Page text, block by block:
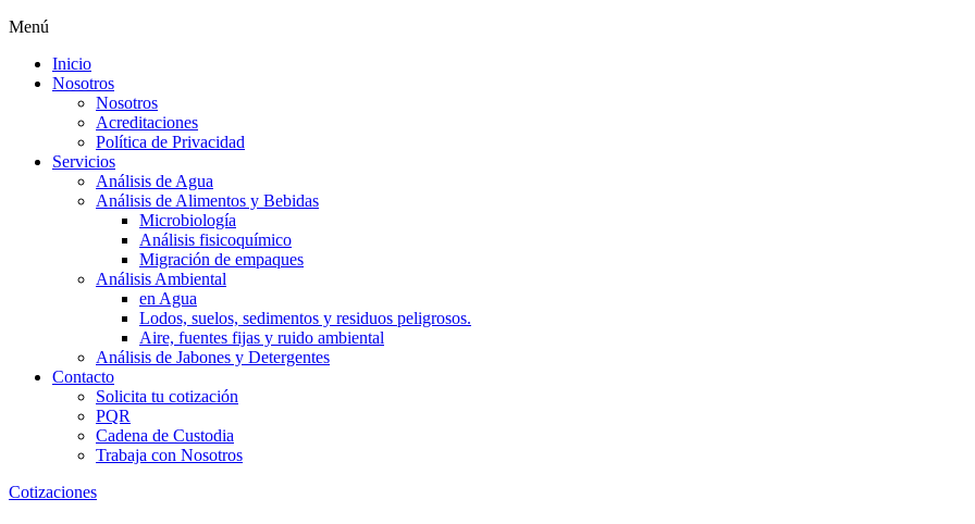
Menú
Inicio
Nosotros
Nosotros
Acreditaciones
Política de Privacidad
Servicios
Análisis de Agua
Análisis de Alimentos y Bebidas
Microbiología
Análisis fisicoquímico
Migración de empaques
Análisis Ambiental
en Agua
Lodos, suelos, sedimentos y residuos peligrosos.
Aire, fuentes fijas y ruido ambiental
Análisis de Jabones y Detergentes
Contacto
Solicita tu cotización
PQR
Cadena de Custodia
Trabaja con Nosotros
Cotizaciones